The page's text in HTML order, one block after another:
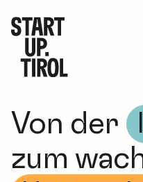
Von der
zum